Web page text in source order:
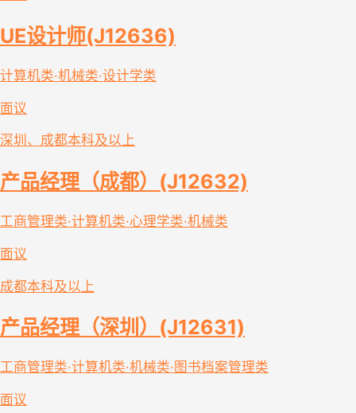
UE设计师(J12636)
计算机类·机械类·设计学类
面议
深圳、成都本科及以上
产品经理（成都）(J12632)
工商管理类·计算机类·心理学类·机械类
面议
成都本科及以上
产品经理（深圳）(J12631)
工商管理类·计算机类·机械类·图书档案管理类
面议